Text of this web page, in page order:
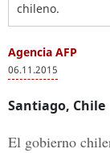
chileno.
Agencia AFP
06.11.2015
Santiago, Chile
El gobierno